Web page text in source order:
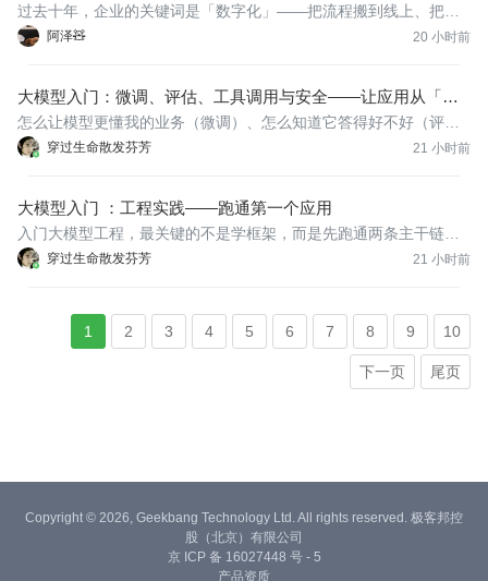
阿泽🧸 20 小时前
过去十年，企业的关键词是「数字化」——把流程搬到线上、把数
据存进数据库。但「数字化」解决的只是记录与连接，决策仍靠
馈。
大模型入门：微调、评估、工具调用与安全——让应用从「能
用」走向「可靠」
穿过生命散发芬芳 21 小时前
怎么让模型更懂我的业务（微调）、怎么知道它答得好不好（评
估）、怎么让它安全可控（护栏）。本篇给出进阶地图，并附两个
大模型入门 ：工程实践——跑通第一个应用
穿过生命散发芬芳 21 小时前
入门大模型工程，最关键的不是学框架，而是先跑通两条主干链
路：「会调用模型」和「会用检索增强（RAG）给模型接上外部知
1
2 3 4 5 6 7 8 9 10
下一页 尾页
Copyright © 2026, Geekbang Technology Ltd. All rights reserved. 极客邦控
股（北京）有限公司
京 ICP 备 16027448 号 - 5
产品资质